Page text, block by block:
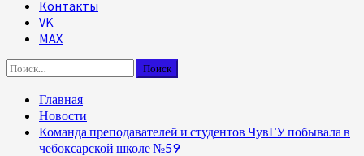
Контакты
VK
MAX
Найти:
Главная
Новости
Команда преподавателей и студентов ЧувГУ побывала в
чебоксарской школе №59